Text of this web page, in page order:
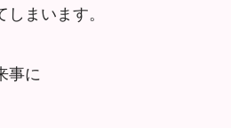
まいます。
事に